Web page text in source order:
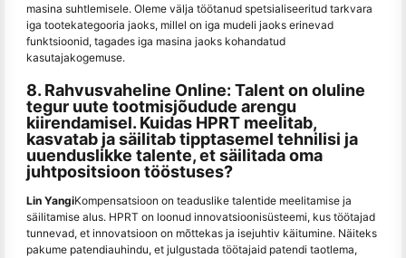
masina suhtlemisele. Oleme välja töötanud spetsialiseeritud tarkvara
iga tootekategooria jaoks, millel on iga mudeli jaoks erinevad
funktsioonid, tagades iga masina jaoks kohandatud
kasutajakogemuse.
8. Rahvusvaheline Online: Talent on oluline
tegur uute tootmisjõudude arengu
kiirendamisel. Kuidas HPRT meelitab,
kasvatab ja säilitab tipptasemel tehnilisi ja
uuenduslikke talente, et säilitada oma
juhtpositsioon tööstuses?
Lin YangiKompensatsioon on teaduslike talentide meelitamise ja
säilitamise alus. HPRT on loonud innovatsioonisüsteemi, kus töötajad
tunnevad, et innovatsioon on mõttekas ja isejuhtiv käitumine. Näiteks
pakume patendiauhindu, et julgustada töötajaid patendi taotlema,